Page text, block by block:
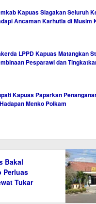
Kapuas Siagakan Seluruh
Ancaman Karhutla di Musim
LPPD Kapuas Matangkan
Pesparawi dan
Kapuas Paparkan
Menko Polkam
Bakal
Perluas
Tukar